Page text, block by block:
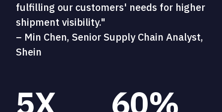
fulfilling our customers' needs for higher
shipment visibility."
– Min Chen, Senior Supply Chain Analyst,
Shein
5X 60%